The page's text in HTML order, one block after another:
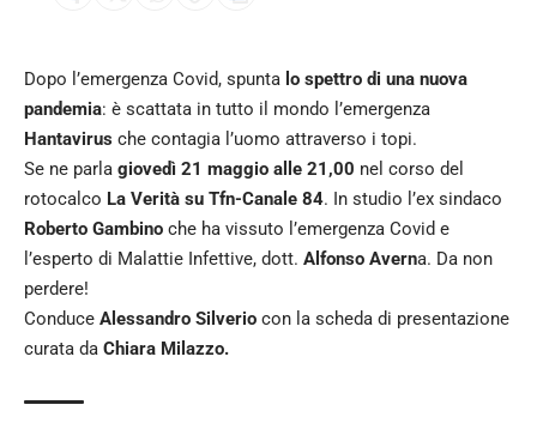
Dopo l’emergenza Covid, spunta lo spettro di una nuova
pandemia: è scattata in tutto il mondo l’emergenza
Hantavirus che contagia l’uomo attraverso i topi.
Se ne parla giovedì 21 maggio alle 21,00 nel corso del
rotocalco La Verità su Tfn-Canale 84. In studio l’ex sindaco
Roberto Gambino che ha vissuto l’emergenza Covid e
l’esperto di Malattie Infettive, dott. Alfonso Averna. Da non
perdere!
Conduce Alessandro Silverio con la scheda di presentazione
curata da Chiara Milazzo.